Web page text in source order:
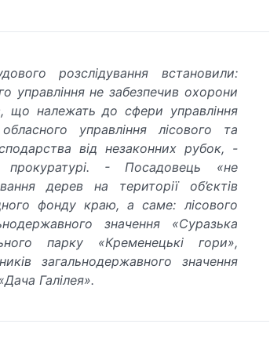
розслідування встановили:
управління не забезпечив охорони
що належать до сфери управління
обласного управління лісового та
від незаконних рубок, -
- Посадовець «не
дерев на території об’єктів
фонду краю, а саме: лісового
значення «Суразька
парку «Кременецькі гори»,
загальнодержавного значення
Галілея».